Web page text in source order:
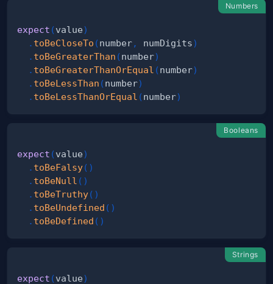
Numbers
expect (value)
. toBeCloseTo (number, numDigits)
. toBeGreaterThan (number)
. toBeGreaterThanOrEqual (number)
. toBeLessThan (number)
. toBeLessThanOrEqual (number)
Booleans
expect (value)
. toBeFalsy( )
. toBeNull ( )
. toBeTruthy( )
. toBeUndefined ( )
. toBeDefined ( )
Strings
expect (value)